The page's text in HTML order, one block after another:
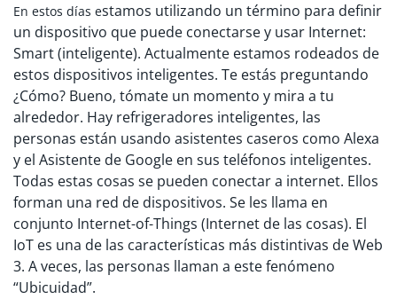
En estos días estamos utilizando un término para definir
un dispositivo que puede conectarse y usar Internet:
Smart (inteligente). Actualmente estamos rodeados de
estos dispositivos inteligentes. Te estás preguntando
¿Cómo? Bueno, tómate un momento y mira a tu
alrededor. Hay refrigeradores inteligentes, las
personas están usando asistentes caseros como Alexa
y el Asistente de Google en sus teléfonos inteligentes.
Todas estas cosas se pueden conectar a internet. Ellos
forman una red de dispositivos. Se les llama en
conjunto Internet-of-Things (Internet de las cosas). El
IoT es una de las características más distintivas de Web
3. A veces, las personas llaman a este fenómeno
“Ubicuidad”.